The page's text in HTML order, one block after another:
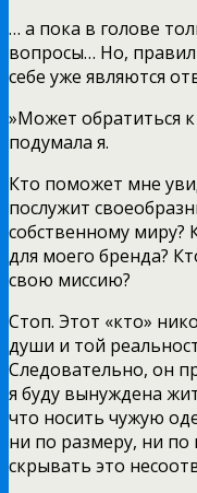
… а пока в голове
вопросы… Но,
себе уже являются
»Может обратиться
подумала я.
Кто поможет мне
послужит
собственному миру?
для моего бренда?
свою миссию?
Стоп. Этот «кто»
души и той
Следовательно, он
я буду вынуждена
что носить чужую
ни по размеру, ни по
скрывать это